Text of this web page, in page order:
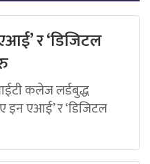
र ‘डिजिटल
कलेज लर्डबुद्ध
एआई’ र ‘डिजिटल